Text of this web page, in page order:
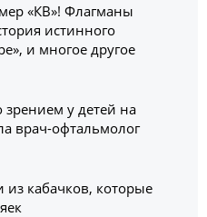
«КВ»! Флагманы
истинного
и многое другое
у детей на
врач-офтальмолог
кабачков, которые